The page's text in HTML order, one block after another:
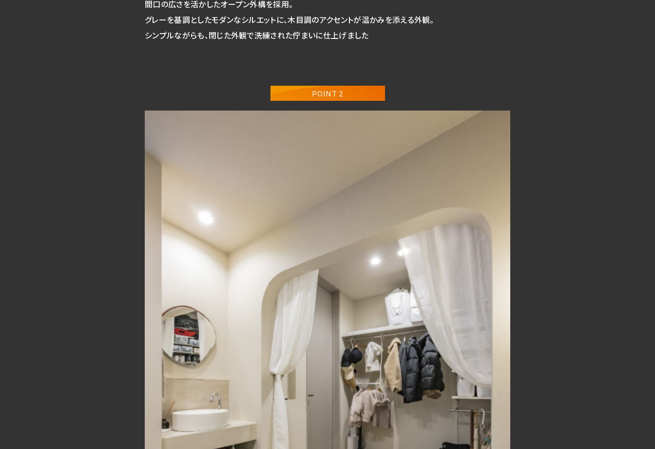
間口の広さを活かしたオープン外構を採用。
グレーを基調としたモダンなシルエットに、木目調のアクセントが温かみを添える外観。
シンプルながらも、閉じた外観で洗練された佇まいに仕上げました
POINT 2